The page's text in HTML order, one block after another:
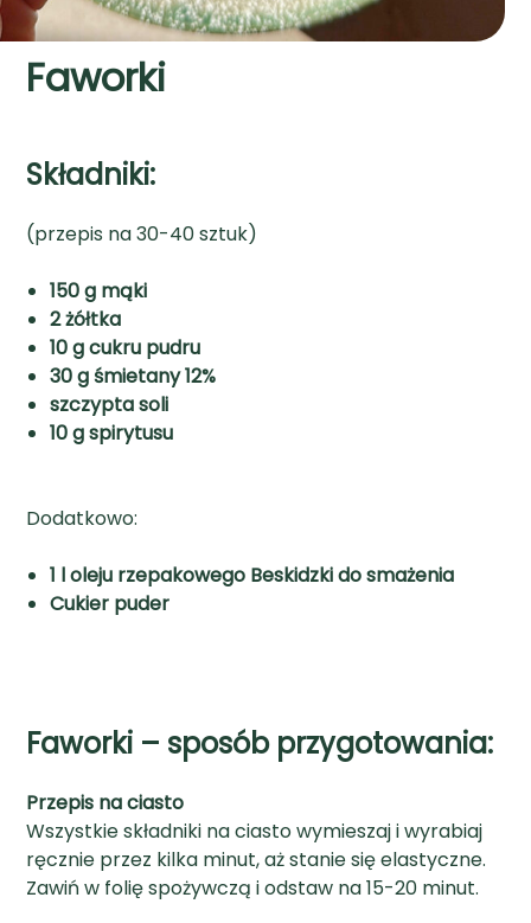
Faworki
Składniki:
(przepis na 30-40 sztuk)
150 g mąki
2 żółtka
10 g cukru pudru
30 g śmietany 12%
szczypta soli
10 g spirytusu
Dodatkowo:
1 l oleju rzepakowego Beskidzki do smażenia
Cukier puder
Faworki – sposób przygotowania:
Przepis na ciasto
Wszystkie składniki na ciasto wymieszaj i wyrabiaj
ręcznie przez kilka minut, aż stanie się elastyczne.
Zawiń w folię spożywczą i odstaw na 15-20 minut.